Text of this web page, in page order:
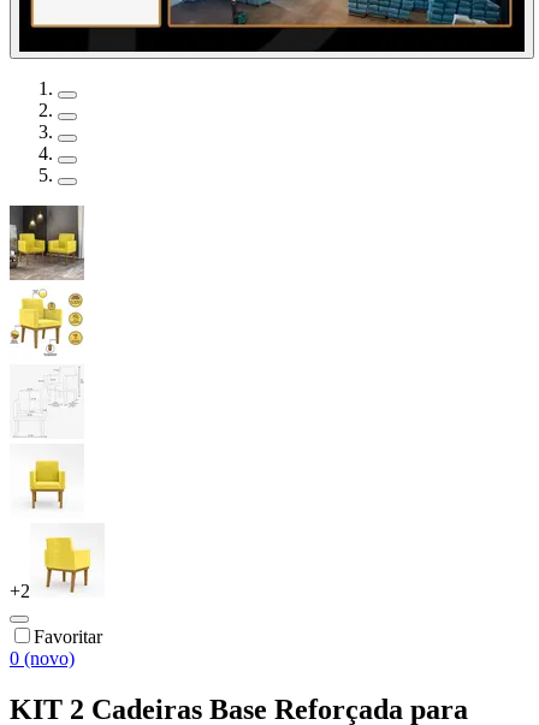
+2
Favoritar
0 (novo)
KIT 2 Cadeiras Base Reforçada para